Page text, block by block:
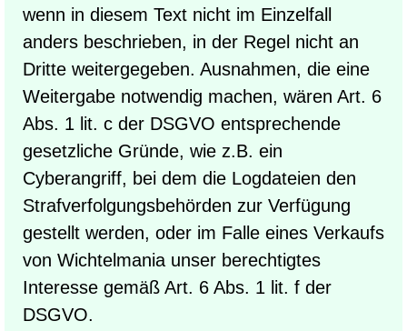
wenn in diesem Text nicht im Einzelfall
anders beschrieben, in der Regel nicht an
Dritte weitergegeben. Ausnahmen, die eine
Weitergabe notwendig machen, wären Art. 6
Abs. 1 lit. c der DSGVO entsprechende
gesetzliche Gründe, wie z.B. ein
Cyberangriff, bei dem die Logdateien den
Strafverfolgungsbehörden zur Verfügung
gestellt werden, oder im Falle eines Verkaufs
von Wichtelmania unser berechtigtes
Interesse gemäß Art. 6 Abs. 1 lit. f der
DSGVO.